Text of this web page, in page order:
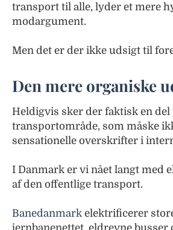
transport til alle, lyder et mere
modargument.
Men det er der ikke udsigt til
Den mere organiske
Heldigvis sker der faktisk en del
transportområde, som måske
sensationelle overskrifter i
I Danmark er vi nået langt med
af den offentlige transport.
Banedanmark elektrificerer